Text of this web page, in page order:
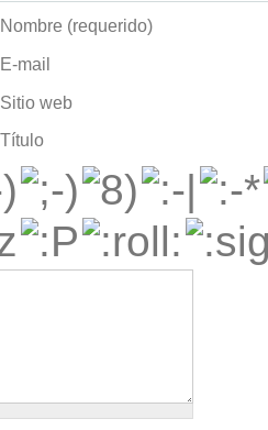
Nombre (requerido)
E-mail
Sitio web
Título